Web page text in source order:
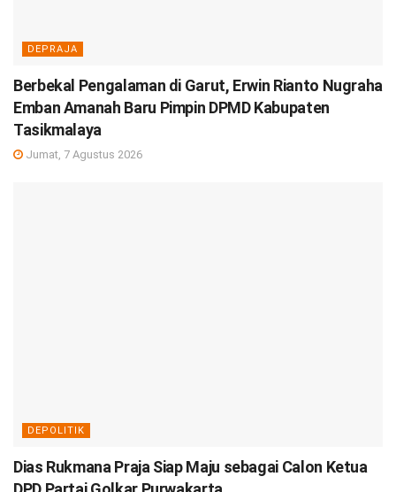
DEPRAJA
Berbekal Pengalaman di Garut, Erwin Rianto Nugraha
Emban Amanah Baru Pimpin DPMD Kabupaten
Tasikmalaya
Jumat, 7 Agustus 2026
DEPOLITIK
Dias Rukmana Praja Siap Maju sebagai Calon Ketua